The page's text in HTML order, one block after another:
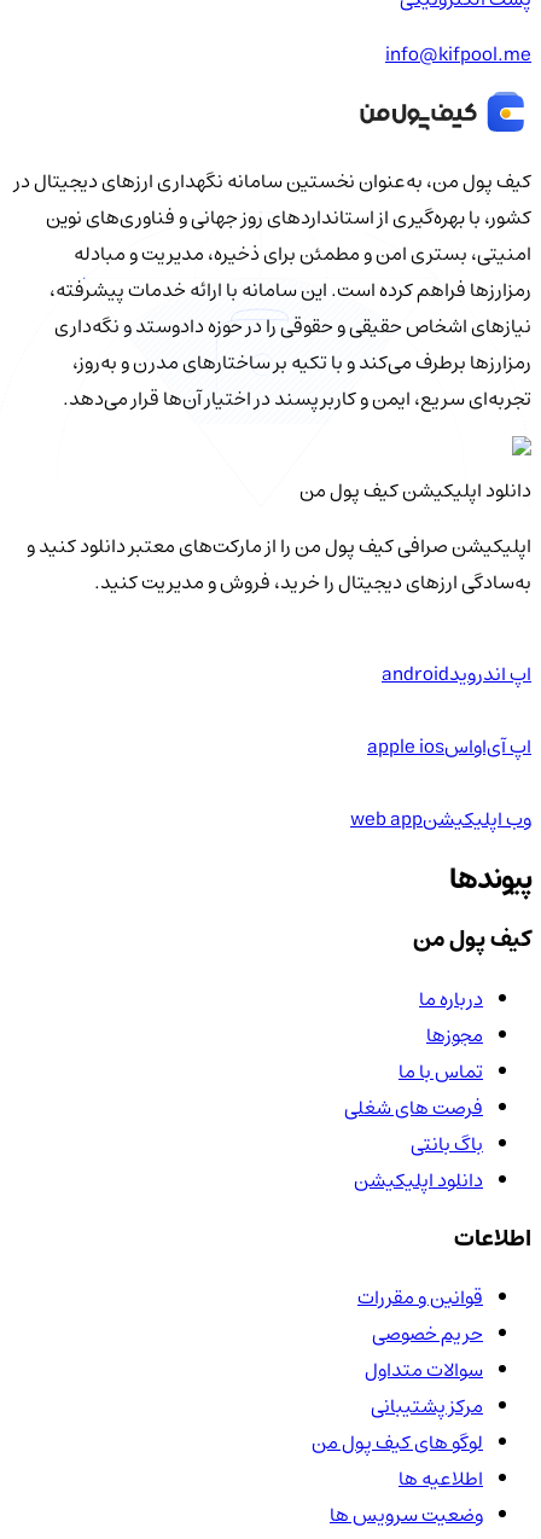
info@kifpool.me
کیف‌ پول من، به‌عنوان نخستین سامانه نگهداری ارزهای دیجیتال در
کشور، با بهره‌گیری از استانداردهای روز جهانی و فناوری‌های نوین
امنیتی، بستری امن و مطمئن برای ذخیره، مدیریت و مبادله
رمزارزها فراهم کرده است. این سامانه با ارائه خدمات پیشرفته،
نیازهای اشخاص حقیقی و حقوقی را در حوزه دادوستد و نگه‌داری
رمزارزها برطرف می‌کند و با تکیه بر ساختارهای مدرن و به‌روز،
تجربه‌ای سریع، ایمن و کاربرپسند در اختیار آن‌ها قرار می‌دهد.
دانلود اپلیکیشن کیف‌ پول من
اپلیکیشن صرافی کیف پول من را از مارکت‌های معتبر دانلود کنید و
به‌سادگی ارزهای دیجیتال را خرید، فروش و مدیریت کنید.
اپ اندرویدandroid
اپ آی‌او‌اسapple ios
وب اپلیکیشنweb app
پیوندها
کیف پول من
درباره ما
مجوزها
تماس با ما
فرصت های شغلی
باگ بانتی
دانلود اپلیکیشن
اطلاعات
قوانین و مقررات
حریم خصوصی
سوالات متداول
مرکز پشتیبانی
لوگو های کیف پول من
اطلاعیه ها
وضعیت سرویس ها